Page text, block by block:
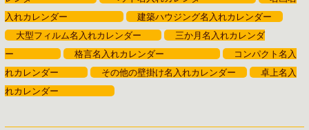
入れカレンダー
建築ハウジング名入れカレンダー
大型フィルム名入れカレンダー
三か月名入れカレンダ
ー
格言名入れカレンダー
コンパクト名入
れカレンダー
その他の壁掛け名入れカレンダー
卓上名入
れカレンダー